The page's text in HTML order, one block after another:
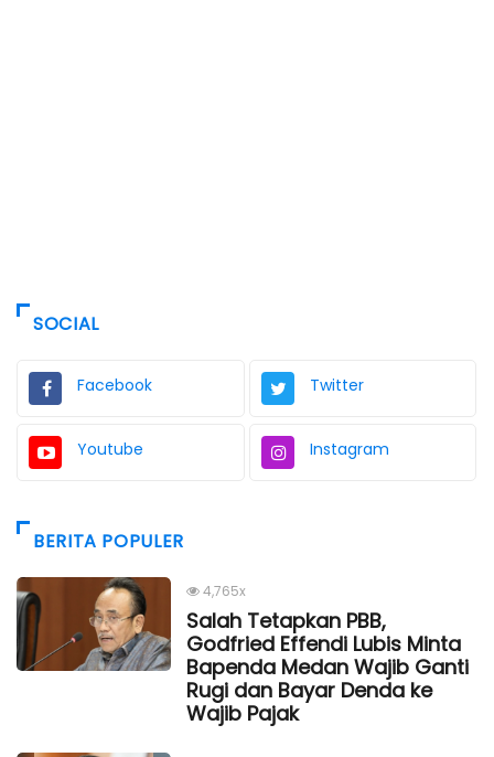
SOCIAL
Facebook Twitter
Youtube Instagram
BERITA POPULER
4,765x
Salah Tetapkan PBB,
Godfried Effendi Lubis Minta
Bapenda Medan Wajib Ganti
Rugi dan Bayar Denda ke
Wajib Pajak